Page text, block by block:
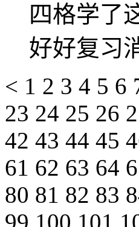
四格学了
好好复习
< 1 2 3 4 5 6
23 24 25 26
42 43 44 45
61 62 63 64
80 81 82 83
99 100 101